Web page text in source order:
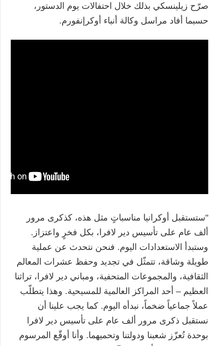
صرّح زيلينسكي بذلك خلال احتفالات يوم الدستور،
حسبما أفاد مراسل وكالة أنباء أوكرإنفورم.
"ستستقبل أوكرانيا مناسباتٍ مثل هذه، كذكرى مرور
ألف عام على تأسيس دير لافرا، بكل فخرٍ واعتزاز.
وستبدأ الاستعدادات اليوم. فنحن نتحدث عن عملية
طويلة وشاقة، تتمثّل في تجديد وحفظ عشرات المعالم
الثقافية، والمجموعات المتحفية، ومباني دير لافرا، تراثنا
العظيم – أحد المراكز العالمية للمسيحية. وهذا يتطلّب
عملاً جماعياً ضخماً، نبدأه اليوم. كما يجب علينا أن
نستقبل ذكرى مرور ألف عام على تأسيس دير لافرا
بوحدة تُعزّز شعبنا ودولتنا وتحميهما. وأنا أوقّع المرسوم